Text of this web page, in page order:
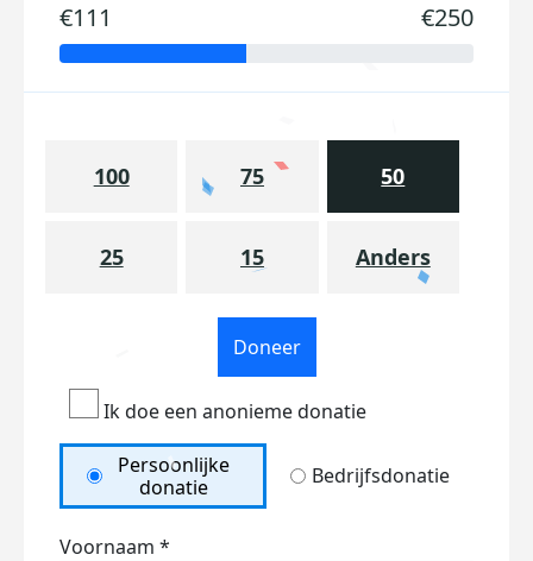
€111 €250
100 75 50
25 15 Anders
Doneer
Ik doe een anonieme donatie
Persoonlijke
donatie
Bedrijfsdonatie
Voornaam *